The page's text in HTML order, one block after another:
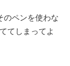
のペンを使わな
てしまってよ